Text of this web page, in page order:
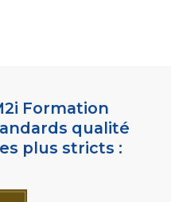
Formation
qualité
plus stricts :